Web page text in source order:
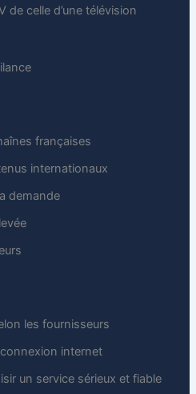
de celle d’une télévision
françaises
internationaux
demande
les fournisseurs
internet
un service sérieux et fiable